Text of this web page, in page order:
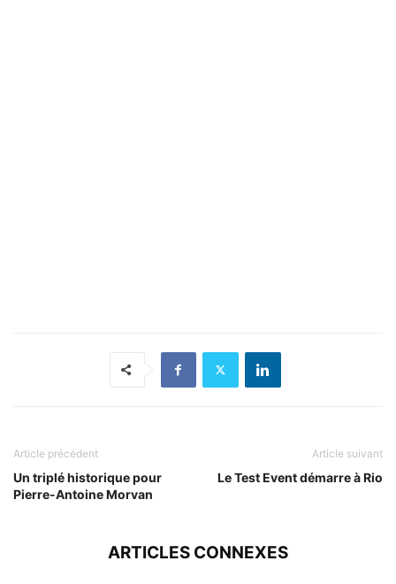
Article précédent
Un triplé historique pour
Pierre-Antoine Morvan
Article suivant
Le Test Event démarre à Rio
ARTICLES CONNEXES